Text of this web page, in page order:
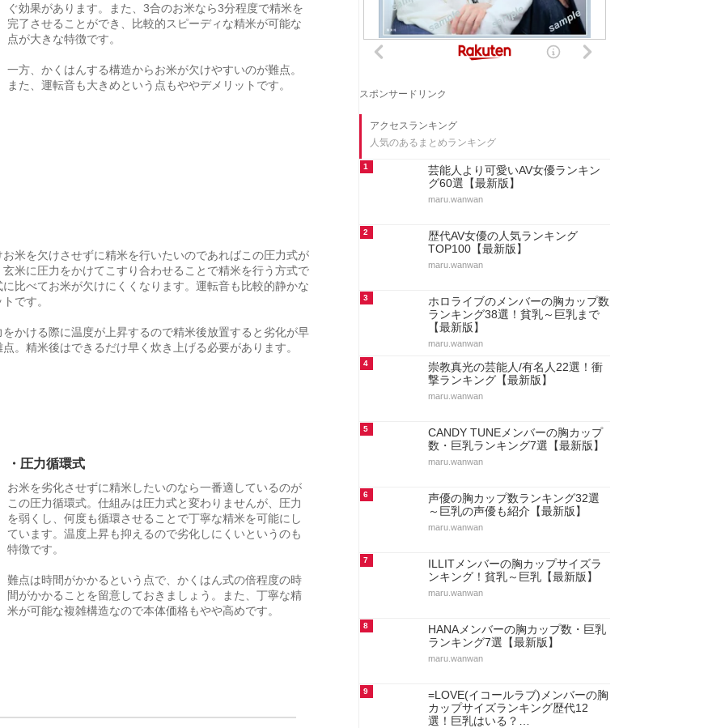
ぐ効果があります。また、3合のお米なら3分程度で精米を
完了させることができ、比較的スピーディな精米が可能な
点が大きな特徴です。
一方、かくはんする構造からお米が欠けやすいのが難点。
また、運転音も大きめという点もややデメリットです。
お米を欠けさせずに精米を行いたいのであればこの圧力式が
玄米に圧力をかけてこすり合わせることで精米を行う方式で
比べてお米が欠けにくくなります。運転音も比較的静かな
です。
をかける際に温度が上昇するので精米後放置すると劣化が早
。精米後はできるだけ早く炊き上げる必要があります。
・圧力循環式
お米を劣化させずに精米したいのなら一番適しているのが
この圧力循環式。仕組みは圧力式と変わりませんが、圧力
を弱くし、何度も循環させることで丁寧な精米を可能にし
ています。温度上昇も抑えるので劣化しにくいというのも
特徴です。
難点は時間がかかるという点で、かくはん式の倍程度の時
間がかかることを留意しておきましょう。また、丁寧な精
米が可能な複雑構造なので本体価格もやや高めです。
スポンサードリンク
アクセスランキング
人気のあるまとめランキング
1
芸能人より可愛いAV女優ランキン
グ60選【最新版】
maru.wanwan
2
歴代AV女優の人気ランキング
TOP100【最新版】
maru.wanwan
3
ホロライブのメンバーの胸カップ数
ランキング38選！貧乳～巨乳まで
【最新版】
maru.wanwan
4
崇教真光の芸能人/有名人22選！衝
撃ランキング【最新版】
maru.wanwan
5
CANDY TUNEメンバーの胸カップ
数・巨乳ランキング7選【最新版】
maru.wanwan
6
声優の胸カップ数ランキング32選
～巨乳の声優も紹介【最新版】
maru.wanwan
7
ILLITメンバーの胸カップサイズラ
ンキング！貧乳～巨乳【最新版】
maru.wanwan
8
HANAメンバーの胸カップ数・巨乳
ランキング7選【最新版】
maru.wanwan
9
=LOVE(イコールラブ)メンバーの胸
カップサイズランキング歴代12
選！巨乳はいる？…